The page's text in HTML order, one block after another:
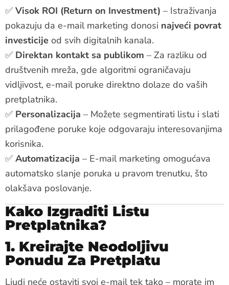
✅ Visok ROI (Return on Investment) – Istraživanja
pokazuju da e-mail marketing donosi najveći povrat
investicije od svih digitalnih kanala.
✅ Direktan kontakt sa publikom – Za razliku od
društvenih mreža, gde algoritmi ograničavaju
vidljivost, e-mail poruke direktno dolaze do vaših
pretplatnika.
✅ Personalizacija – Možete segmentirati listu i slati
prilagođene poruke koje odgovaraju interesovanjima
korisnika.
✅ Automatizacija – E-mail marketing omogućava
automatsko slanje poruka u pravom trenutku, što
olakšava poslovanje.
Kako Izgraditi Listu
Pretplatnika?
1. Kreirajte Neodoljivu
Ponudu Za Pretplatu
Ljudi neće ostaviti svoj e-mail tek tako – morate im